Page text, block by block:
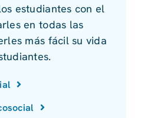
estudiantes con el
en todas las
más fácil su vida